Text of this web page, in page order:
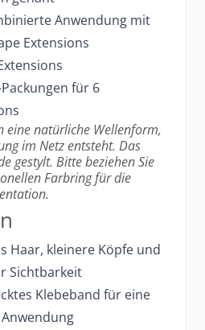
Anwendung mit
Extensions
für 6
eine natürliche Wellenform,
im Netz entsteht. Das
gestylt. Bitte beziehen Sie
Farbring für die
Haar, kleinere Köpfe und
Sichtbarkeit
Klebeband für eine